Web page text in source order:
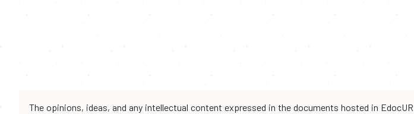
The opinions, ideas, and any intellectual content expressed in the documents hosted in